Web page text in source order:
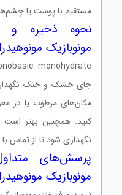
مستقیم با پوست یا چشم‌ها
نحوه ذخیره و
مونوبازیک مونوهیدرات
جای خشک و خنک نگهداری
مکان‌های مرطوب یا در
کنید. همچنین بهتر است
نگهداری شود تا از تماس با
پرسش‌های
مونوبازیک مونوهیدرات